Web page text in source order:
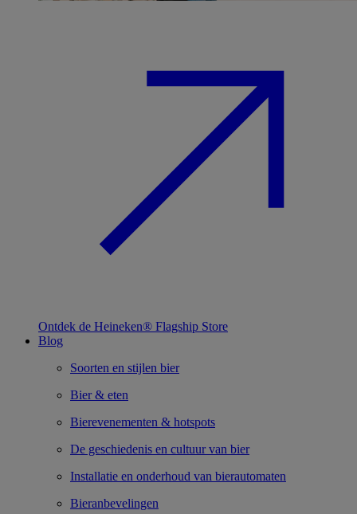
Ontdek de Heineken® Flagship Store
Blog
Soorten en stijlen bier
Bier & eten
Bierevenementen & hotspots
De geschiedenis en cultuur van bier
Installatie en onderhoud van bierautomaten
Bieranbevelingen